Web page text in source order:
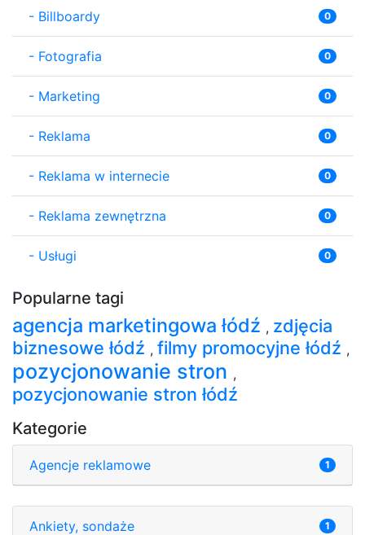
- Billboardy 0
- Fotografia 0
- Marketing 0
- Reklama 0
- Reklama w internecie 0
- Reklama zewnętrzna 0
- Usługi 0
Popularne tagi
agencja marketingowa łódź , zdjęcia
biznesowe łódź , filmy promocyjne łódź ,
pozycjonowanie stron ,
pozycjonowanie stron łódź
Kategorie
Agencje reklamowe 1
Ankiety, sondaże 1